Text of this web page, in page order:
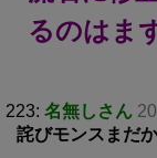
るのはま
223: 名無しさん
詫びモンスまだ